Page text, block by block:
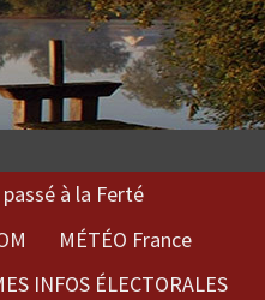
à la Ferté
MÉTÉO France
INFOS ÉLECTORALES